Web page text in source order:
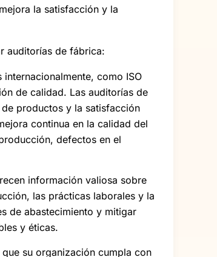
la satisfacción y la
auditorías de fábrica:
como ISO
de calidad. Las auditorías de
productos y la satisfacción
continua en la calidad del
defectos en el
información valiosa sobre
las prácticas laborales y la
de abastecimiento y mitigar
y éticas.
su organización cumpla con